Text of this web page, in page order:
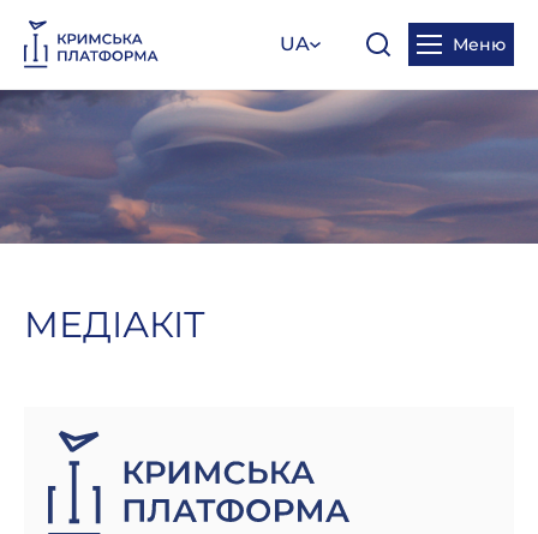
UA Меню
МЕДІАКІТ